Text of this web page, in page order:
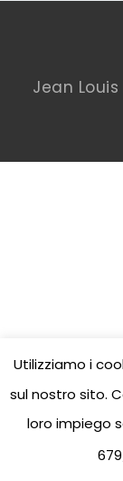
Jean
Utilizziamo i
sul nostro sito.
loro impiego